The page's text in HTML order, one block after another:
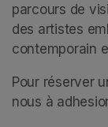
parcours de
des artistes
contemporain
Pour réserver
nous à